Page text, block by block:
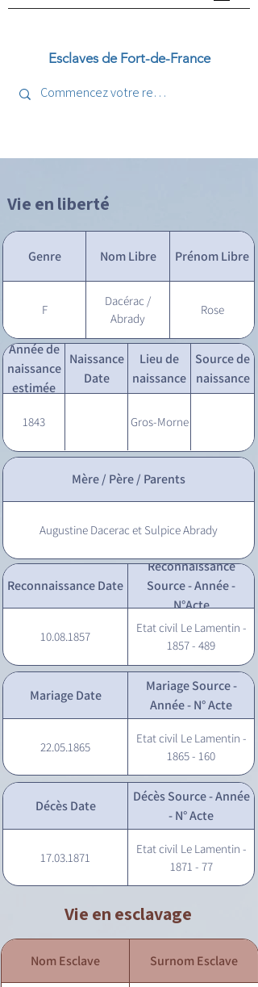
Esclaves de Fort-de-France
Vie en liberté
Genre Nom Libre Prénom Libre
F
Dacérac /
Abrady
Rose
Année de
naissance
estimée
Naissance
Date
Lieu de
naissance
Source de
naissance
1843 Gros-Morne
Mère / Père / Parents
Augustine Dacerac et Sulpice Abrady
Reconnaissance Date
Reconnaissance
Source - Année -
N°Acte
10.08.1857
Etat civil Le Lamentin -
1857 - 489
Mariage Date
Mariage Source -
Année - N° Acte
22.05.1865
Etat civil Le Lamentin -
1865 - 160
Décès Date
Décès Source - Année
- N° Acte
17.03.1871
Etat civil Le Lamentin -
1871 - 77
Vie en esclavage
Nom Esclave Surnom Esclave